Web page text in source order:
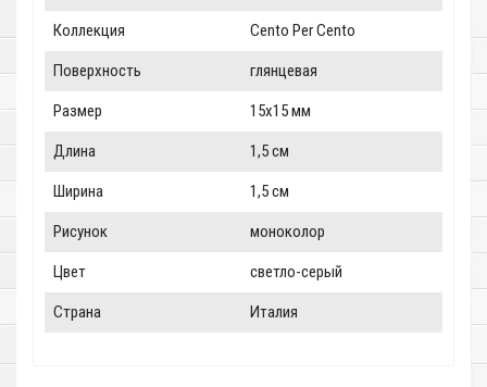
Коллекция Cento Per Cento
Поверхность глянцевая
Размер 15x15 мм
Длина 1,5 см
Ширина 1,5 см
Рисунок моноколор
Цвет светло-серый
Страна Италия